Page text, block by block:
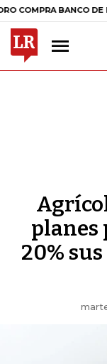
BANCO DE LA
planes
20%